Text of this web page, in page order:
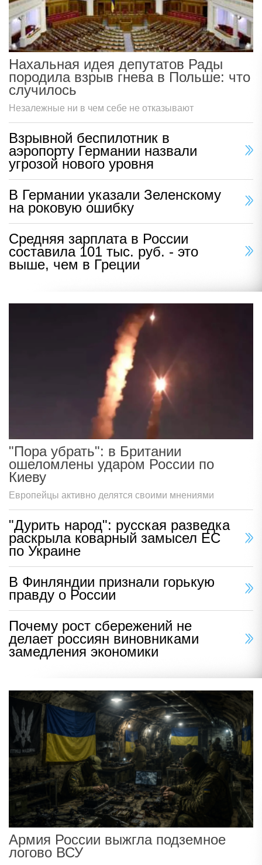
Нахальная идея депутатов Рады
породила взрыв гнева в Польше: что
случилось
Незалежные ни в чем себе не отказывают
Взрывной беспилотник в
аэропорту Германии назвали
угрозой нового уровня
В Германии указали Зеленскому
на роковую ошибку
Средняя зарплата в России
составила 101 тыс. руб. - это
выше, чем в Греции
"Пора убрать": в Британии
ошеломлены ударом России по
Киеву
Европейцы активно делятся своими мнениями
"Дурить народ": русская разведка
раскрыла коварный замысел ЕС
по Украине
В Финляндии признали горькую
правду о России
Почему рост сбережений не
делает россиян виновниками
замедления экономики
Армия России выжгла подземное
логово ВСУ